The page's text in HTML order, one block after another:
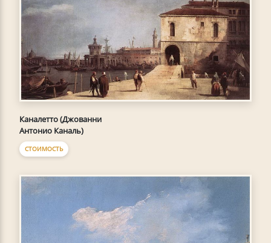
Каналетто (Джованни
Антонио Каналь)
СТОИМОСТЬ